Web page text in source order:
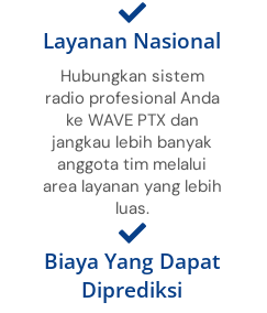
Layanan Nasional
Hubungkan sistem
radio profesional Anda
ke WAVE PTX dan
jangkau lebih banyak
anggota tim melalui
area layanan yang lebih
luas.
Biaya Yang Dapat
Diprediksi